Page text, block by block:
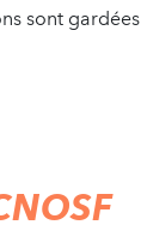
sont